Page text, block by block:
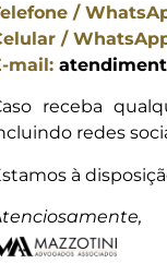
/
/
mail:
receba
redes
à